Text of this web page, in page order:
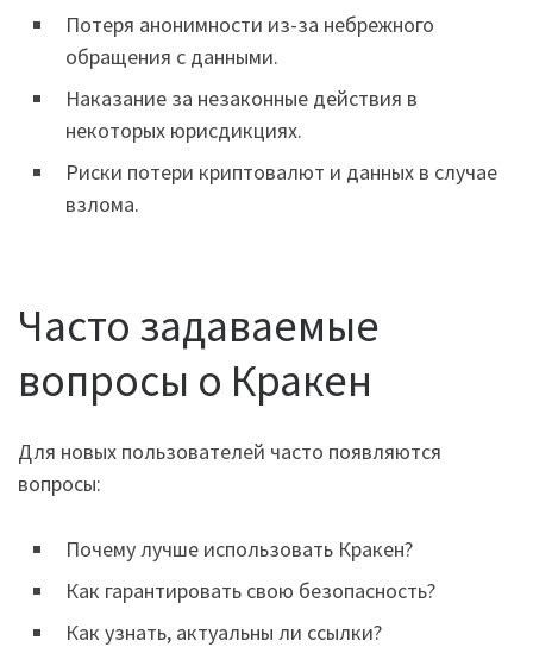
Потеря анонимности из-за небрежного
обращения с данными.
Наказание за незаконные действия в
некоторых юрисдикциях.
Риски потери криптовалют и данных в случае
взлома.
Часто задаваемые
вопросы о Кракен
Для новых пользователей часто появляются
вопросы:
Почему лучше использовать Кракен?
Как гарантировать свою безопасность?
Как узнать, актуальны ли ссылки?